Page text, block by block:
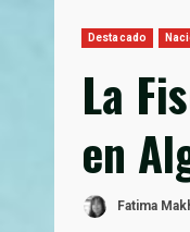
Destacado
La
en
Fatima